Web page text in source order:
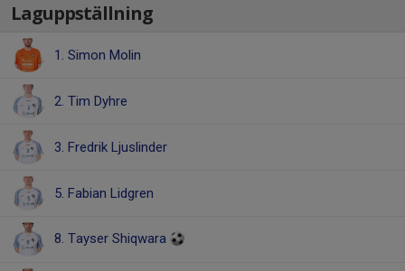
Laguppställning
1. Simon Molin
2. Tim Dyhre
3. Fredrik Ljuslinder
5. Fabian Lidgren
8. Tayser Shiqwara